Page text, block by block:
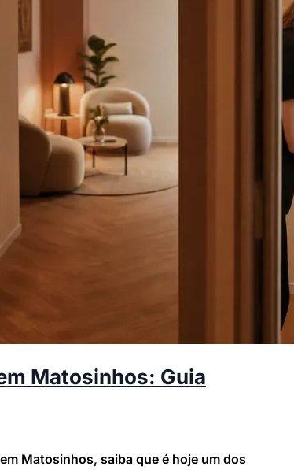
Matosinhos: Guia
Matosinhos, saiba que é hoje um dos